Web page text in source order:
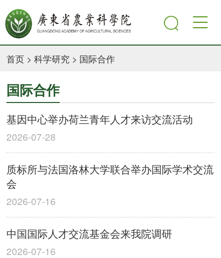
首页 >科学研究 > 国际合作
国际合作
基因中心举办荷兰青年人才来访交流活动
2026-07-28
质标所与法国洛林大学联合举办国际学术交流
会
2026-07-16
中国国际人才交流基金会来我院调研
2026-07-16